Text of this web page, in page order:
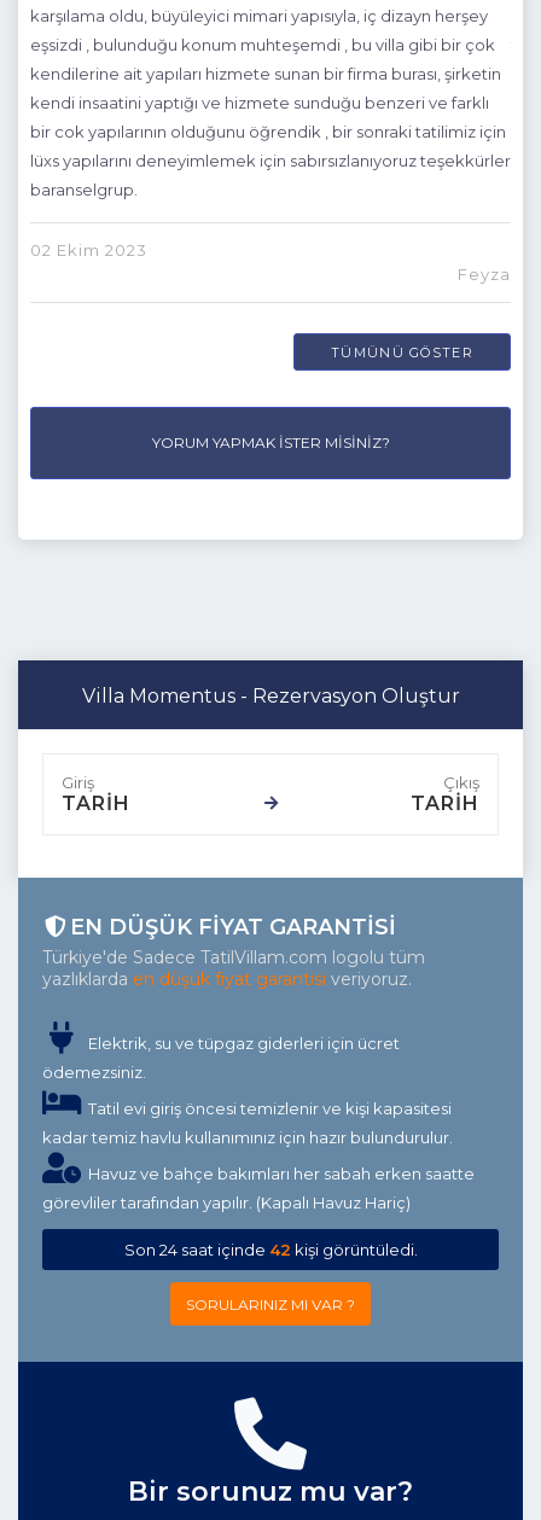
karşılama oldu, büyüleyici mimari yapısıyla, iç dizayn herşey
eşsizdi , bulunduğu konum muhteşemdi , bu villa gibi bir çok
kendilerine ait yapıları hizmete sunan bir firma burası, şirketin
kendi insaatini yaptığı ve hizmete sunduğu benzeri ve farklı
bir cok yapılarının olduğunu öğrendik , bir sonraki tatilimiz için
lüxs yapılarını deneyimlemek için sabırsızlanıyoruz teşekkürler
baranselgrup.
02 Ekim 2023
Feyza
TÜMÜNÜ GÖSTER
YORUM YAPMAK İSTER MISINIZ?
Villa Momentus - Rezervasyon Oluştur
TARİH TARİH
EN DÜŞÜK FIYAT GARANTISI
Türkiye'de Sadece TatilVillam.com logolu tüm
yazlıklarda en düşük fiyat garantisi veriyoruz.
Elektrik, su ve tüpgaz giderleri için ücret
ödemezsiniz.
Tatil evi giriş öncesi temizlenir ve kişi kapasitesi
kadar temiz havlu kullanımınız için hazır bulundurulur.
Havuz ve bahçe bakımları her sabah erken saatte
görevliler tarafından yapılır. (Kapalı Havuz Hariç)
Son 24 saat içinde 42 kişi görüntüledi.
SORULARINIZ MI VAR ?
Bir sorunuz mu var?